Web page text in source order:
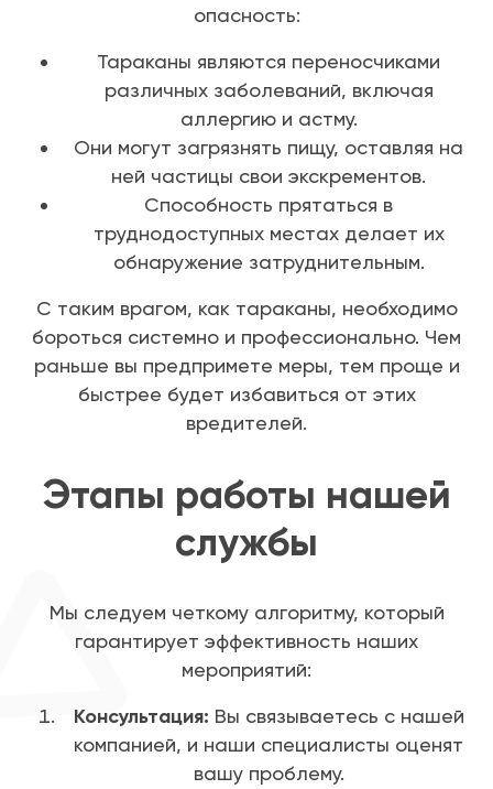
опасность:
Тараканы являются переносчиками
различных заболеваний, включая
аллергию и астму.
Они могут загрязнять пищу, оставляя на
ней частицы свои экскрементов.
Способность прятаться в
труднодоступных местах делает их
обнаружение затруднительным.
С таким врагом, как тараканы, необходимо
бороться системно и профессионально. Чем
раньше вы предпримете меры, тем проще и
быстрее будет избавиться от этих
вредителей.
Этапы работы нашей
службы
Мы следуем четкому алгоритму, который
гарантирует эффективность наших
мероприятий:
Консультация: Вы связываетесь с нашей
компанией, и наши специалисты оценят
вашу проблему.